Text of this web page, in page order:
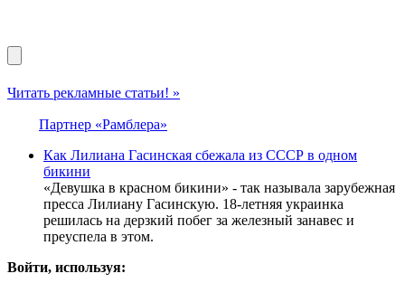
Читать рекламные статьи! »
Партнер «Рамблера»
Как Лилиана Гасинская сбежала из СССР в одном
бикини
«Девушка в красном бикини» - так называла зарубежная
пресса Лилиану Гасинскую. 18-летняя украинка
решилась на дерзкий побег за железный занавес и
преуспела в этом.
Войти, используя: